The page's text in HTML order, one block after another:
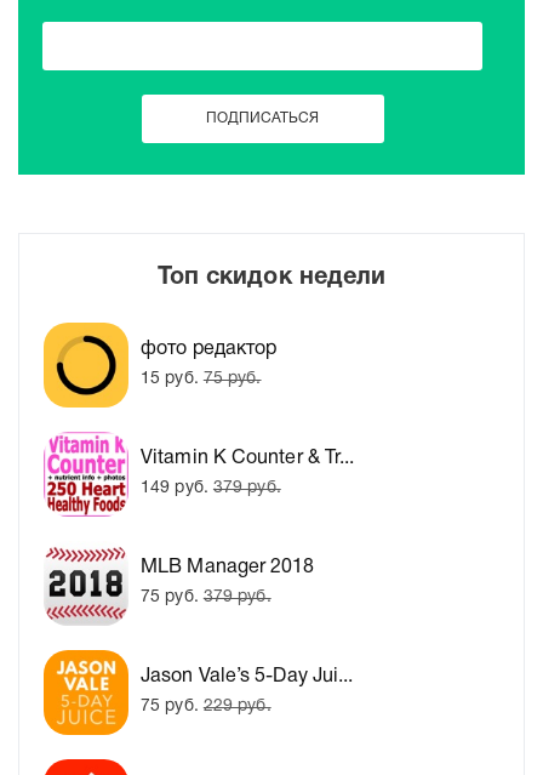
Топ скидок недели
фото редактор
15 руб. 75 руб.
Vitamin K Counter & Tr...
149 руб. 379 руб.
MLB Manager 2018
75 руб. 379 руб.
Jason Vale’s 5-Day Jui...
75 руб. 229 руб.